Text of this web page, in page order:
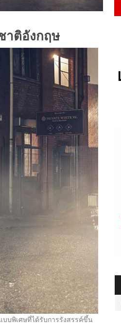
าติอังกฤษ
บบพิเศษที่ได้รับการรังสรรค์ขึ้น